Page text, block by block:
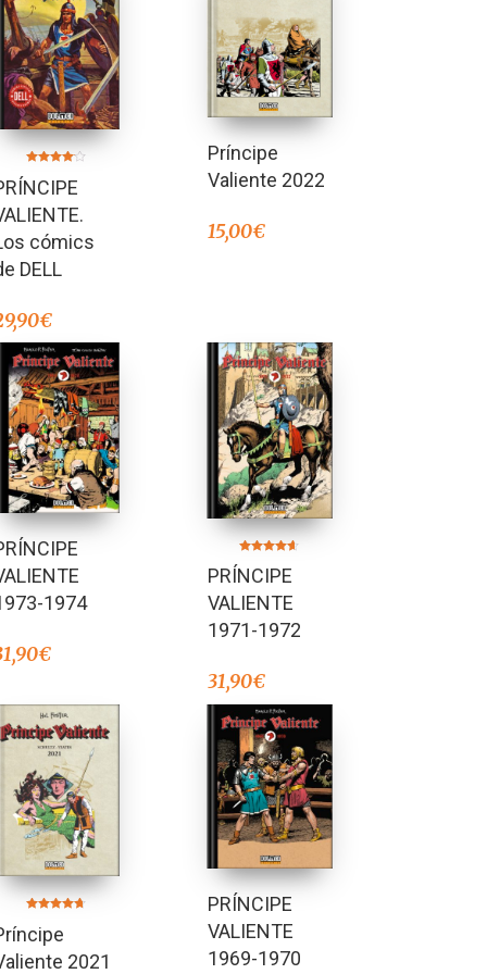
en
4.00
de 5
cómics
DELL
€
Príncipe
Valiente 2022
15,00€
1974
€
4.50
de 5
PRÍNCIPE
VALIENTE
1971-1972
31,90€
4.67
de 5
2021
PRÍNCIPE
VALIENTE
1969-1970